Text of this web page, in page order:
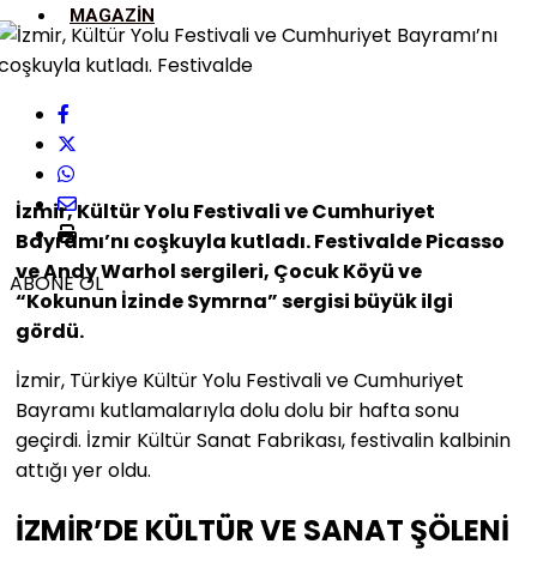
MAGAZIN
ABONE OL
İzmir, Kültür Yolu Festivali ve Cumhuriyet
Bayramı’nı coşkuyla kutladı. Festivalde Picasso
ve Andy Warhol sergileri, Çocuk Köyü ve
“Kokunun İzinde Symrna” sergisi büyük ilgi
gördü.
İzmir, Türkiye Kültür Yolu Festivali ve Cumhuriyet
Bayramı kutlamalarıyla dolu dolu bir hafta sonu
geçirdi. İzmir Kültür Sanat Fabrikası, festivalin kalbinin
attığı yer oldu.
İZMİR’DE KÜLTÜR VE SANAT ŞÖLENİ